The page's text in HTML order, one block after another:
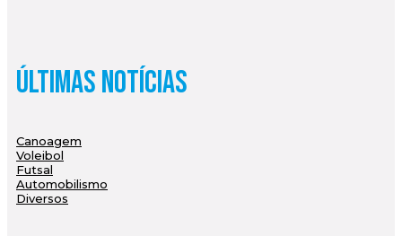
Últimas Notícias
Canoagem
Voleibol
Futsal
Automobilismo
Diversos